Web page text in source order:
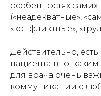
особенностях
(«неадекватные»,
«конфликтные»,
Действительно,
пациента в то,
для врача очень
коммуникации с